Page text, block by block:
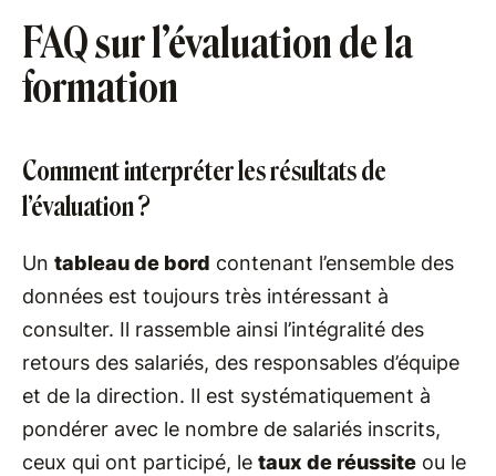
FAQ sur l’évaluation de la
formation
Comment interpréter les résultats de
l’évaluation ?
Un tableau de bord contenant l’ensemble des
données est toujours très intéressant à
consulter. Il rassemble ainsi l’intégralité des
retours des salariés, des responsables d’équipe
et de la direction. Il est systématiquement à
pondérer avec le nombre de salariés inscrits,
ceux qui ont participé, le taux de réussite ou le